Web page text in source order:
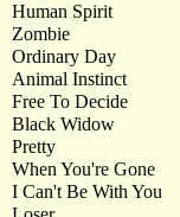
Human Spirit
Zombie
Ordinary Day
Animal Instinct
Free To Decide
Black Widow
Pretty
When You're Gone
I Can't Be With You